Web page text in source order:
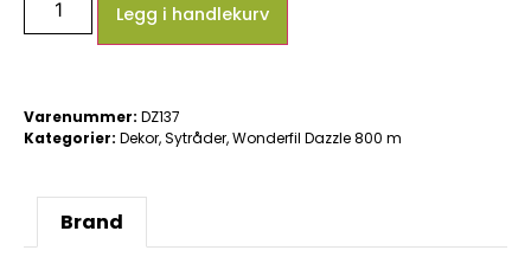
Legg i handlekurv
Varenummer: DZ137
Kategorier: Dekor,Sytråder,Wonderfil Dazzle 800 m
Brand